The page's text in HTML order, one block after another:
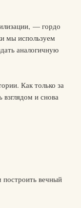
— гордо
мы используем
аналогичную
Как только за
взглядом и снова
вечный